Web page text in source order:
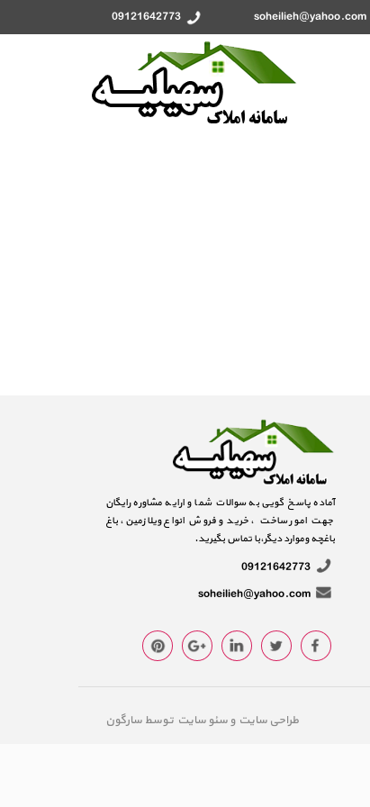
09121642773 soheilieh@yahoo.com
آماده پاسخ گویی به سوالات شما و ارایه مشاوره رایگان
جهت امور ساخت ، خرید و فروش انواع ویلا زمین، باغ
باغچه وموارد دیگر،با تماس بگیرید.
09121642773
soheilieh@yahoo.com
طراحی سایتوسئو سایت توسط سارگون